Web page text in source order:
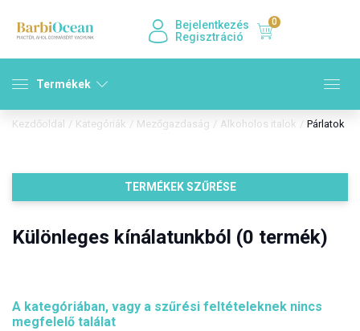
Bejelentkezés
Regisztráció
0
Termékek
Kezdőoldal / Kategóriák / Mezőgazdaság / Alkoholos italok / Párlatok
TERMÉKEK SZŰRÉSE
Különleges kínálatunkból (0 termék)
A kategóriában, vagy a szűrési feltételeknek nincs
megfelelő találat